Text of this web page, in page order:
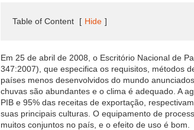
Table of Content [ Hide ]
Em 25 de abril de 2008, o Escritório Nacional de
347:2007), que especifica os requisitos, métodos
países menos desenvolvidos do mundo
chuvas são abundantes e o clima é adequado. A
PIB e 95% das receitas de exportação,
suas principais culturas. O equipamento de
muitos conjuntos no país, e o efeito de uso é bom.